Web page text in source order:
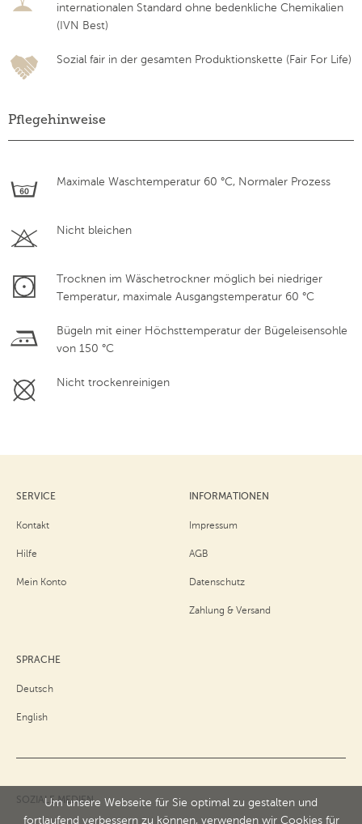
Um unsere Webseite für Sie optimal zu gestalten und
fortlaufend verbessern zu können, verwenden wir Cookies für
internationalen Standard ohne bedenkliche Chemikalien
(IVN Best)
Sozial fair in der gesamten Produktionskette (Fair For Life)
Pflegehinweise
Maximale Waschtemperatur 60 °C, Normaler Prozess
Nicht bleichen
Trocknen im Wäschetrockner möglich bei niedriger
Temperatur, maximale Ausgangstemperatur 60 °C
Bügeln mit einer Höchsttemperatur der Bügeleisensohle
von 150 °C
Nicht trockenreinigen
SERVICE
Kontakt
Hilfe
Mein Konto
INFORMATIONEN
Impressum
AGB
Datenschutz
Zahlung & Versand
SPRACHE
Deutsch
English
SOZIALE MEDIEN